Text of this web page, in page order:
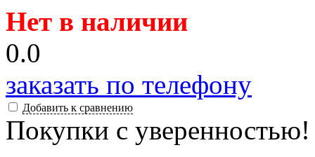
Нет в наличии
0.0
заказать по телефону
Добавить к сравнению
Покупки с уверенностью!